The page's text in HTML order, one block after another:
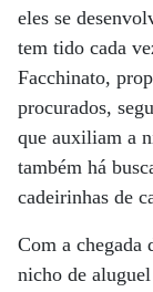
eles se
tem tido cada
Facchinato,
procurados,
que auxiliam a
também há
cadeirinhas de
Com a chegada
nicho de